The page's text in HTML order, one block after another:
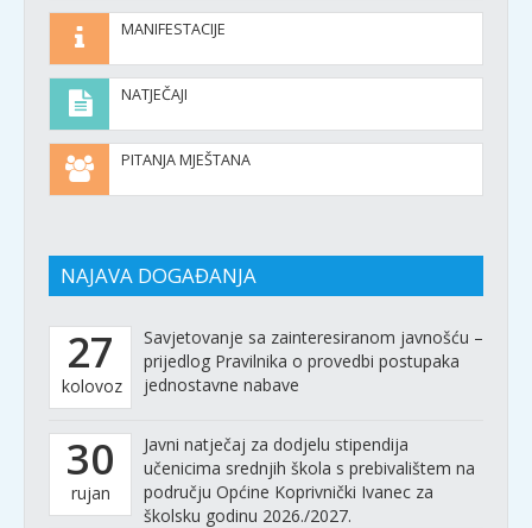
MANIFESTACIJE
NATJEČAJI
PITANJA MJEŠTANA
NAJAVA DOGAĐANJA
27
kolovoz
Savjetovanje sa zainteresiranom javnošću –
prijedlog Pravilnika o provedbi postupaka
jednostavne nabave
30
rujan
Javni natječaj za dodjelu stipendija
učenicima srednjih škola s prebivalištem na
području Općine Koprivnički Ivanec za
školsku godinu 2026./2027.